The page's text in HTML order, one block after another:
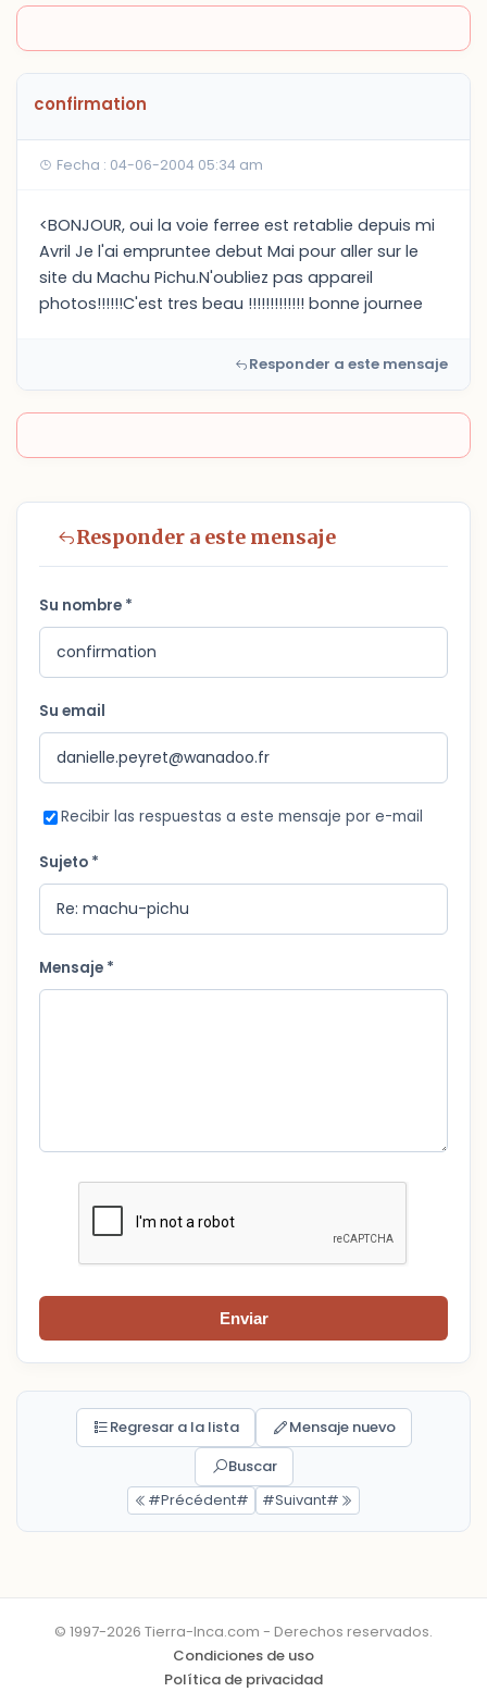
confirmation
Fecha : 04-06-2004 05:34 am
<BONJOUR, oui la voie ferree est retablie depuis mi
Avril Je l'ai empruntee debut Mai pour aller sur le
site du Machu Pichu.N'oubliez pas appareil
photos!!!!!!C'est tres beau !!!!!!!!!!!!! bonne journee
Responder a este mensaje
Responder a este mensaje
Su nombre *
Su email
Recibir las respuestas a este mensaje por e-mail
Sujeto *
Mensaje *
Enviar
Regresar a la lista
Mensaje nuevo
Buscar
#Précédent#
#Suivant#
© 1997-2026 Tierra-Inca.com - Derechos reservados.
Condiciones de uso
Política de privacidad